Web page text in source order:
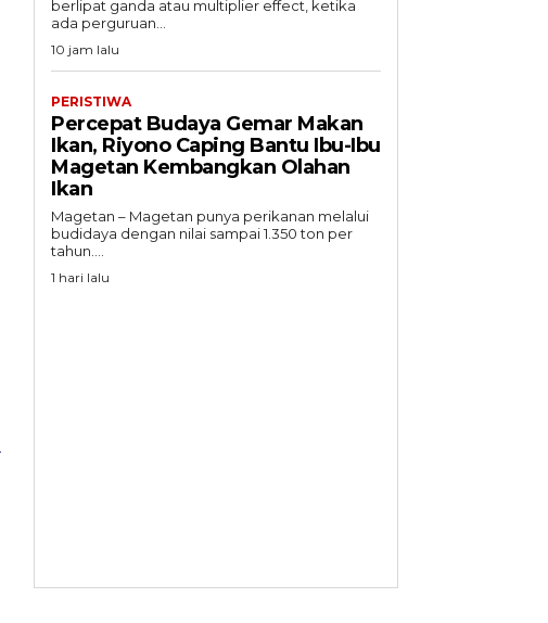
berlipat ganda atau multiplier effect, ketika
ada perguruan...
10 jam lalu
PERISTIWA
Percepat Budaya Gemar Makan
Ikan, Riyono Caping Bantu Ibu-Ibu
Magetan Kembangkan Olahan
Ikan
Magetan – Magetan punya perikanan melalui
budidaya dengan nilai sampai 1.350 ton per
tahun....
1 hari lalu